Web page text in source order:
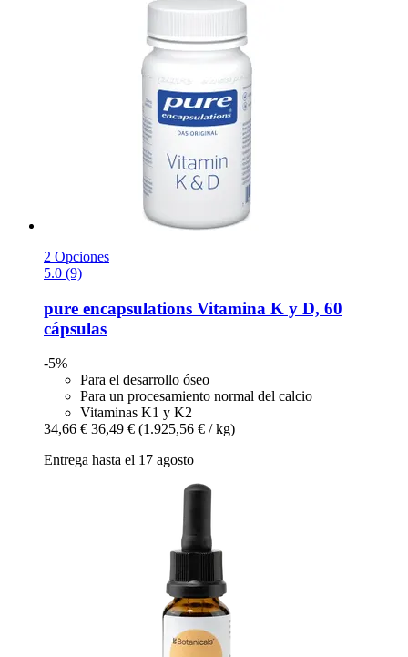
2 Opciones
5.0 (9)
pure encapsulations Vitamina K y D, 60
cápsulas
-5%
Para el desarrollo óseo
Para un procesamiento normal del calcio
Vitaminas K1 y K2
34,66 € 36,49 € (1.925,56 € / kg)
Entrega hasta el 17 agosto